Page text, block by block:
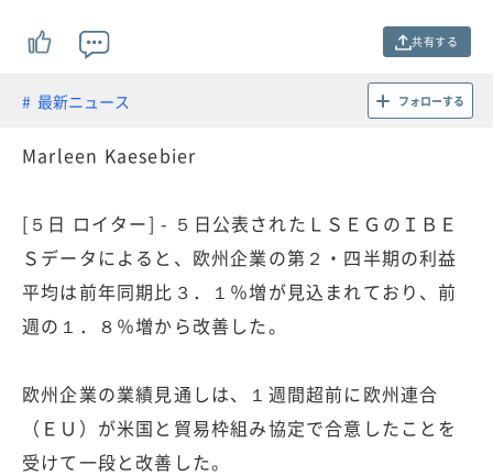
共有する
最新ニュース フォローする
Marleen Kaesebier
[５日 ロイター] - ５日公表されたＬＳＥＧのＩＢＥ
Ｓデータによると、欧州企業の第２・四半期の利益
平均は前年同期比３．１％増が見込まれており、前
週の１．８％増から改善した。
欧州企業の業績見通しは、１週間超前に欧州連合
（ＥＵ）が米国と貿易枠組み協定で合意したことを
受けて一段と改善した。